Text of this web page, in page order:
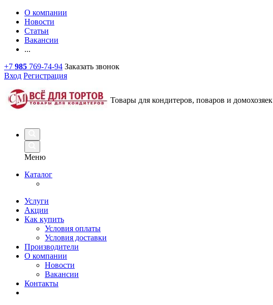
О компании
Новости
Статьи
Вакансии
...
+7 985 769-74-94 Заказать звонок
Вход Регистрация
Товары для кондитеров, поваров и домохозяек
Меню
Каталог
Услуги
Акции
Как купить
Условия оплаты
Условия доставки
Производители
О компании
Новости
Вакансии
Контакты